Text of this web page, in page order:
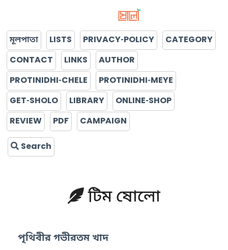
মূলপাতা LISTS PRIVACY-POLICY
CATEGORY
CONTACT
LINKS
AUTHOR
PROTINIDHI-CHELE
PROTINIDHI-MEYE
GET-SHOLO
LIBRARY
ONLINE-SHOP
REVIEW
PDF CAMPAIGN
Search
টিম ষোলো
পৃথিবীর গভীরতম খাদ